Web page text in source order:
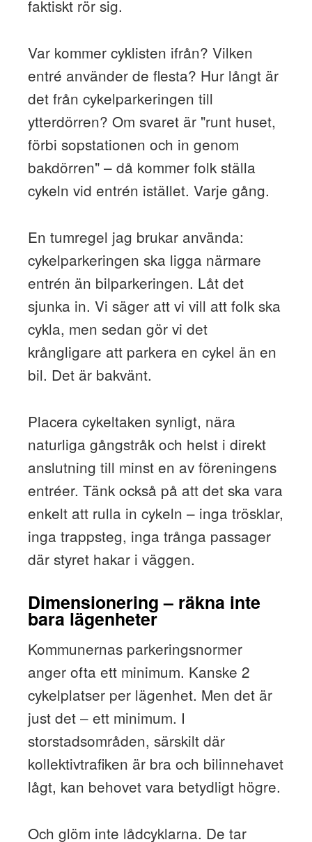
faktiskt rör sig.
Var kommer cyklisten ifrån? Vilken
entré använder de flesta? Hur långt är
det från cykelparkeringen till
ytterdörren? Om svaret är "runt huset,
förbi sopstationen och in genom
bakdörren" – då kommer folk ställa
cykeln vid entrén istället. Varje gång.
En tumregel jag brukar använda:
cykelparkeringen ska ligga närmare
entrén än bilparkeringen. Låt det
sjunka in. Vi säger att vi vill att folk ska
cykla, men sedan gör vi det
krångligare att parkera en cykel än en
bil. Det är bakvänt.
Placera cykeltaken synligt, nära
naturliga gångstråk och helst i direkt
anslutning till minst en av föreningens
entréer. Tänk också på att det ska vara
enkelt att rulla in cykeln – inga trösklar,
inga trappsteg, inga trånga passager
där styret hakar i väggen.
Dimensionering – räkna inte
bara lägenheter
Kommunernas parkeringsnormer
anger ofta ett minimum. Kanske 2
cykelplatser per lägenhet. Men det är
just det – ett minimum. I
storstadsområden, särskilt där
kollektivtrafiken är bra och bilinnehavet
lågt, kan behovet vara betydligt högre.
Och glöm inte lådcyklarna. De tar